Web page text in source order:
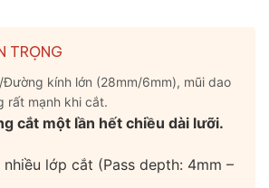
TRỌNG
Đường kính lớn (28mm/6mm), mũi dao
rất mạnh khi cắt.
cắt một lần hết chiều dài lưỡi.
nhiều lớp cắt (Pass depth: 4mm –